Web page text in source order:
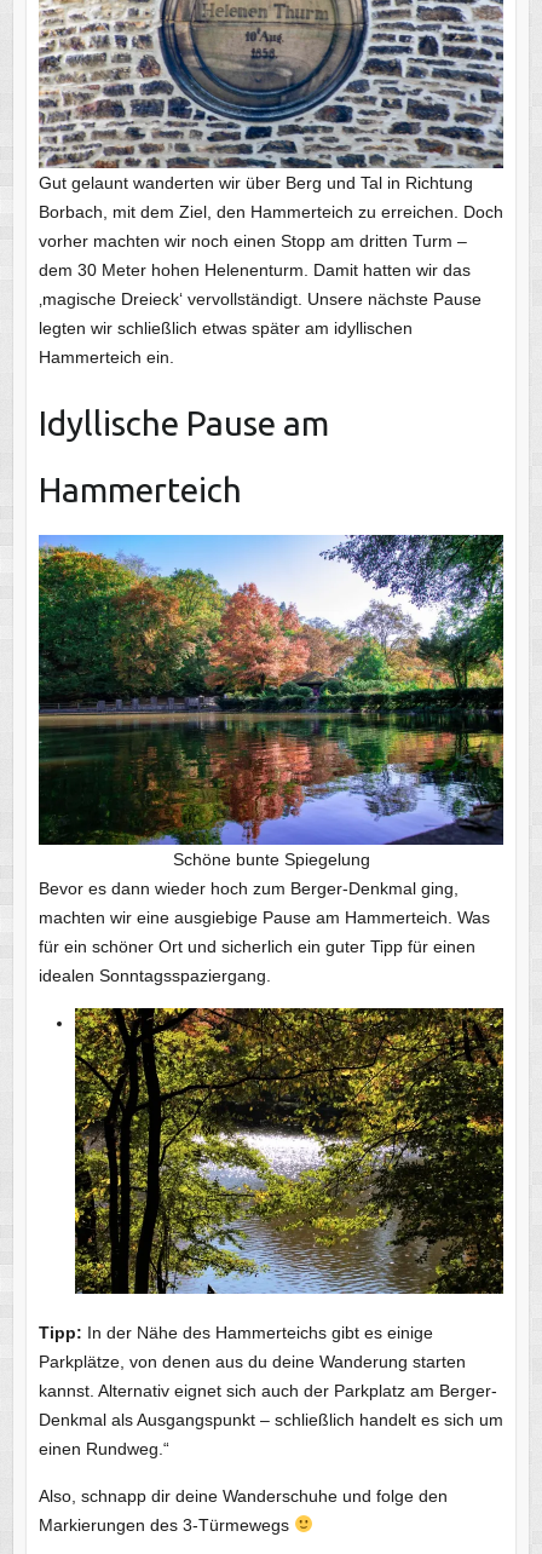
Gut gelaunt wanderten wir über Berg und Tal in Richtung
Borbach, mit dem Ziel, den Hammerteich zu erreichen. Doch
vorher machten wir noch einen Stopp am dritten Turm –
dem 30 Meter hohen Helenenturm. Damit hatten wir das
‚magische Dreieck‘ vervollständigt. Unsere nächste Pause
legten wir schließlich etwas später am idyllischen
Hammerteich ein.
Idyllische Pause am
Hammerteich
Schöne bunte Spiegelung
Bevor es dann wieder hoch zum Berger-Denkmal ging,
machten wir eine ausgiebige Pause am Hammerteich. Was
für ein schöner Ort und sicherlich ein guter Tipp für einen
idealen Sonntagsspaziergang.
Tipp: In der Nähe des Hammerteichs gibt es einige
Parkplätze, von denen aus du deine Wanderung starten
kannst. Alternativ eignet sich auch der Parkplatz am Berger-
Denkmal als Ausgangspunkt – schließlich handelt es sich um
einen Rundweg.“
Also, schnapp dir deine Wanderschuhe und folge den
Markierungen des 3-Türmewegs